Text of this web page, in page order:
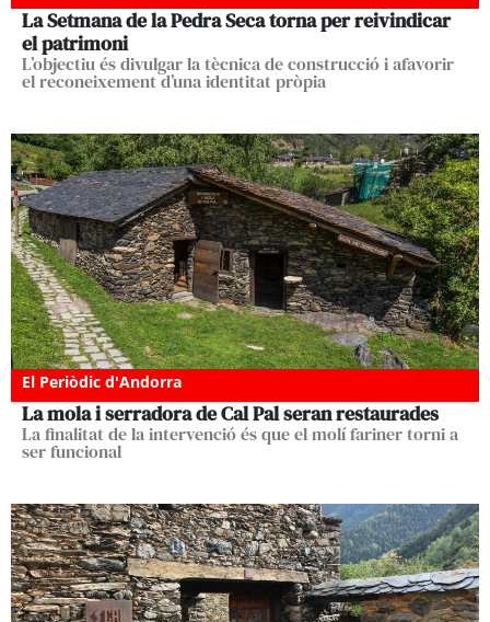
La Setmana de la Pedra Seca torna per reivindicar
el patrimoni
L’objectiu és divulgar la tècnica de construcció i afavorir
el reconeixement d’una identitat pròpia
El Periòdic d'Andorra
La mola i serradora de Cal Pal seran restaurades
La finalitat de la intervenció és que el molí fariner torni a
ser funcional